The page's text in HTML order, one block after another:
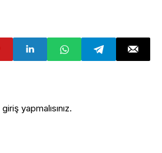
giriş yapmalısınız.